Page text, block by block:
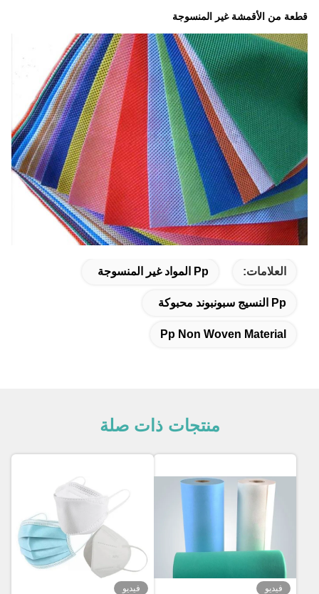
قطعة من الأقمشة غير المنسوجة
العلامات: Pp المواد غير المنسوجة
Pp النسيج سبونبوند محبوكة
Pp Non Woven Material
منتجات ذات صلة
فيديو فيديو